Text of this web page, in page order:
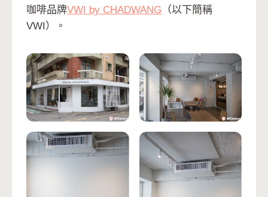
咖啡品牌VWI by CHADWANG （以下簡稱
VWI）。